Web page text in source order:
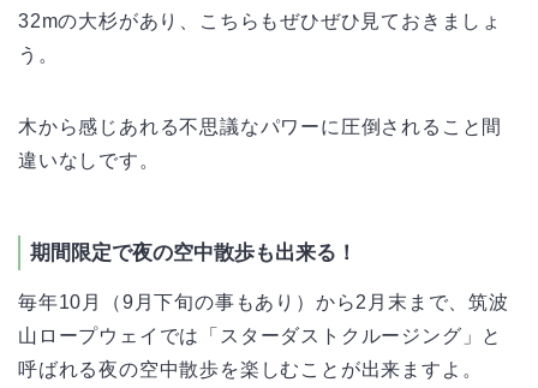
32mの大杉があり、こちらもぜひぜひ見ておきましょ
う。
木から感じあれる不思議なパワーに圧倒されること間
違いなしです。
期間限定で夜の空中散歩も出来る！
毎年10月（9月下旬の事もあり）から2月末まで、筑波
山ロープウェイでは「スターダストクルージング」と
呼ばれる夜の空中散歩を楽しむことが出来ますよ。